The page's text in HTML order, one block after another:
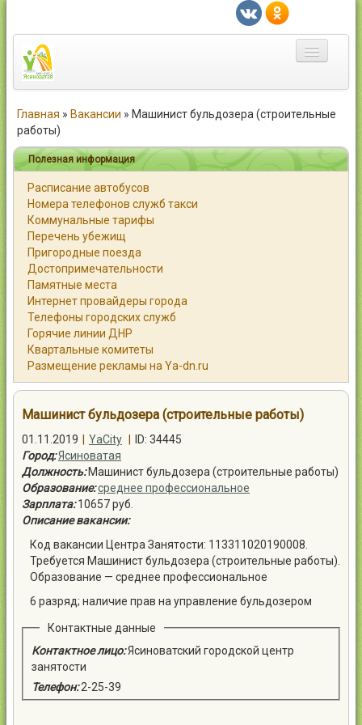
Город
Статьи
Каталог
Справочник
Работа
Объявления
Помощь
Войти
Главная » Вакансии » Машинист бульдозера (строительные
работы)
Полезная информация
Расписание автобусов
Номера телефонов служб такси
Коммунальные тарифы
Перечень убежищ
Пригородные поезда
Достопримечательности
Памятные места
Интернет провайдеры города
Телефоны городских служб
Горячие линии ДНР
Квартальные комитеты
Размещение рекламы на Ya-dn.ru
Машинист бульдозера (строительные работы)
01.11.2019 YaCity
ID: 34445
Город:Ясиноватая
Должность: Машинист бульдозера (строительные работы)
Образование:среднее профессиональное
Зарплата: 10657 руб.
Описание вакансии:
Код вакансии Центра Занятости: 113311020190008.
Требуется Машинист бульдозера (строительные работы).
Образование — среднее профессиональное
6 разряд; наличие прав на управление бульдозером
Контактные данные
Контактное лицо:Ясиноватский городской центр
занятости
Телефон: 2-25-39